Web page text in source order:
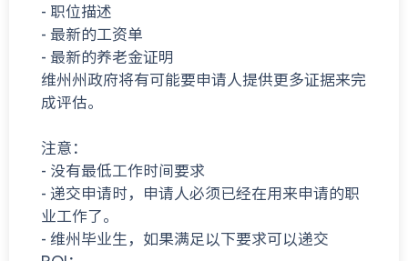
- 职位描述
- 最新的工资单
- 最新的养老金证明
维州州政府将有可能要申请人提供更多证据来完
成评估。
注意：
- 没有最低工作时间要求
- 递交申请时，申请人必须已经在用来申请的职
业工作了。
- 维州毕业生，如果满足以下要求可以递交